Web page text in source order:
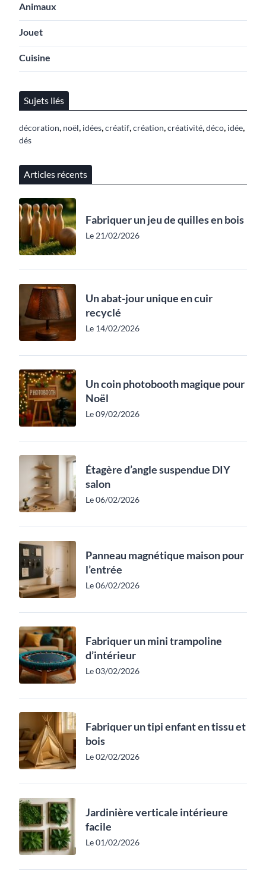
Animaux
Jouet
Cuisine
Sujets liés
décoration noël idées créatif création créativité déco idée
dés
Articles récents
Fabriquer un jeu de quilles en bois
Le 21/02/2026
Un abat-jour unique en cuir
recyclé
Le 14/02/2026
Un coin photobooth magique pour
Noël
Le 09/02/2026
Étagère d’angle suspendue DIY
salon
Le 06/02/2026
Panneau magnétique maison pour
l’entrée
Le 06/02/2026
Fabriquer un mini trampoline
d’intérieur
Le 03/02/2026
Fabriquer un tipi enfant en tissu et
bois
Le 02/02/2026
Jardinière verticale intérieure
facile
Le 01/02/2026